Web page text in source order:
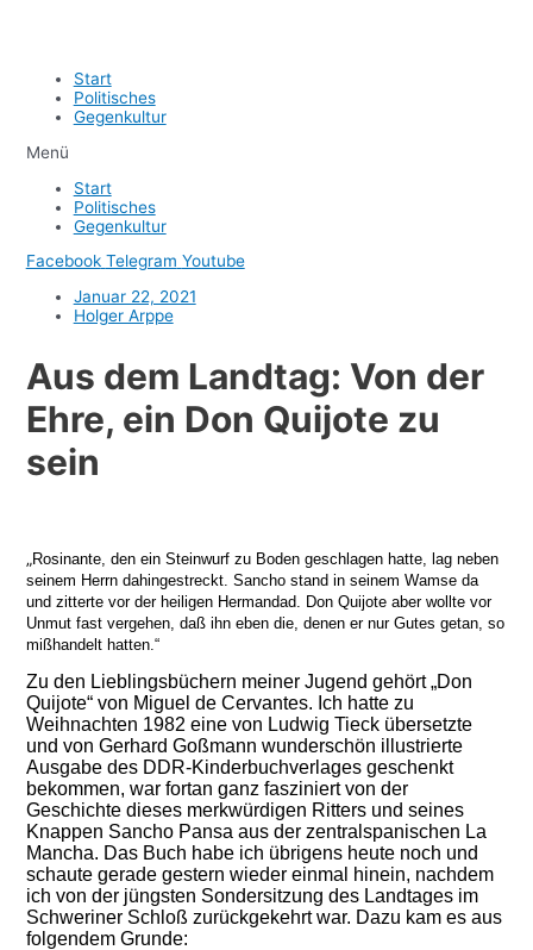
Start
Politisches
Gegenkultur
Menü
Start
Politisches
Gegenkultur
Facebook Telegram Youtube
Januar 22, 2021
Holger Arppe
Aus dem Landtag: Von der
Ehre, ein Don Quijote zu
sein
„Rosinante, den ein Steinwurf zu Boden geschlagen hatte, lag neben
seinem Herrn dahingestreckt. Sancho stand in seinem Wamse da
und zitterte vor der heiligen Hermandad. Don Quijote aber wollte vor
Unmut fast vergehen, daß ihn eben die, denen er nur Gutes getan, so
mißhandelt hatten.“
Zu den Lieblingsbüchern meiner Jugend gehört „Don
Quijote“ von Miguel de Cervantes. Ich hatte zu
Weihnachten 1982 eine von Ludwig Tieck übersetzte
und von Gerhard Goßmann wunderschön illustrierte
Ausgabe des DDR-Kinderbuchverlages geschenkt
bekommen, war fortan ganz fasziniert von der
Geschichte dieses merkwürdigen Ritters und seines
Knappen Sancho Pansa aus der zentralspanischen La
Mancha. Das Buch habe ich übrigens heute noch und
schaute gerade gestern wieder einmal hinein, nachdem
ich von der jüngsten Sondersitzung des Landtages im
Schweriner Schloß zurückgekehrt war. Dazu kam es aus
folgendem Grunde: